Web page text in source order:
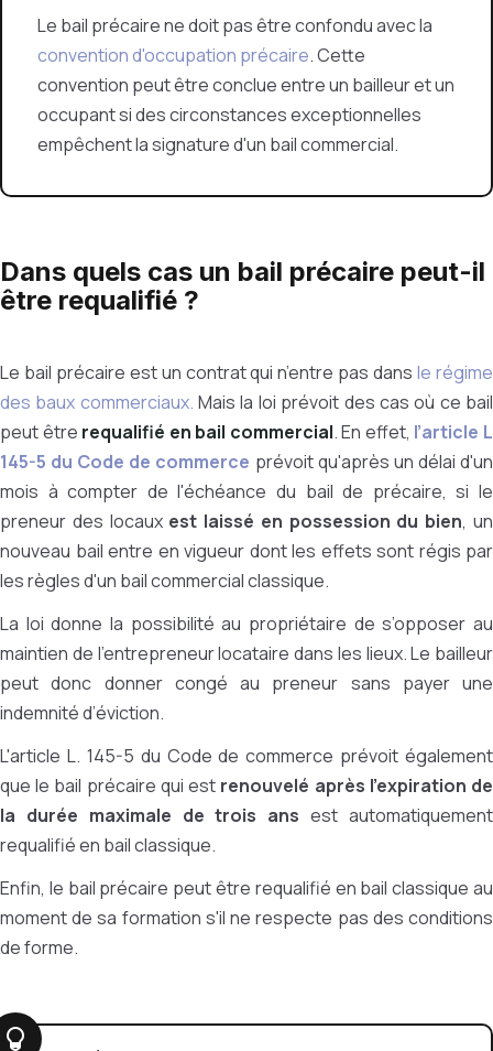
Le bail précaire ne doit pas être confondu avec la
convention d'occupation précaire. Cette
convention peut être conclue entre un bailleur et un
occupant si des circonstances exceptionnelles
empêchent la signature d'un bail commercial.
Dans quels cas un bail précaire peut-il
être requalifié ?
Le bail précaire est un contrat qui n’entre pas dansle régime
des baux commerciaux. Mais la loi prévoit des cas où ce bail
peut être requalifié en bail commercial. En effet, l’article L
145-5 du Code de commerce prévoit qu'après un délai d'un
mois à compter de l'échéance du bail de précaire, si le
preneur des locaux est laissé en possession du bien, un
nouveau bail entre en vigueur dont les effets sont régis par
les règles d'un bail commercial classique.
La loi donne la possibilité au propriétaire de s’opposer au
maintien de l’entrepreneur locataire dans les lieux. Le bailleur
peut donc donner congé au preneur sans payer une
indemnité d’éviction.
L'article L. 145-5 du Code de commerce prévoit également
que le bail précaire qui est renouvelé après l'expiration de
la durée maximale de trois ans est automatiquement
requalifié en bail classique.
Enfin, le bail précaire peut être requalifié en bail classique au
moment de sa formation s'il ne respecte pas des conditions
de forme.